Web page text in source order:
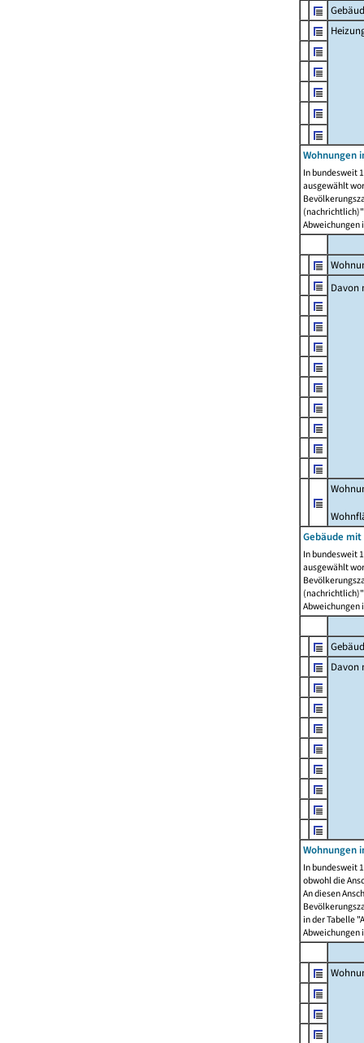
Wohnungen
In bundesweit
ausgewählt
Abweichungen
Davon
Gebäude
In bundesweit
ausgewählt
Abweichungen
Davon
Wohnungen
In bundesweit
obwohl die
An diesen
in der Tabelle
Abweichungen